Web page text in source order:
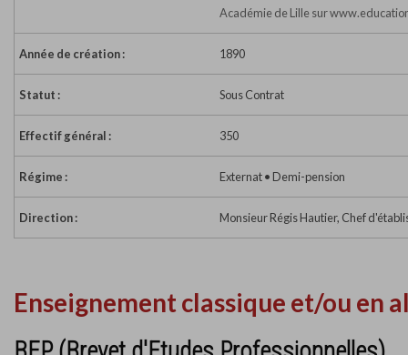
Académie de Lille sur
Année de création : 1890
Statut : Sous Contrat
Effectif général : 350
Régime : Externat • Demi-pension
Direction : Monsieur Régis Hautier, Chef
Enseignement classique et/ou en